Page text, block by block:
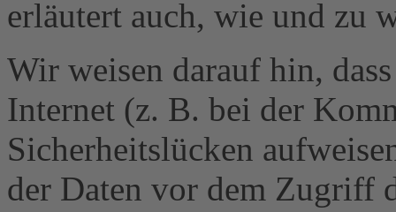
erläutert auch, wie und zu
Wir weisen darauf hin,
Internet (z. B. bei der
Sicherheitslücken
der Daten vor dem Zugriff